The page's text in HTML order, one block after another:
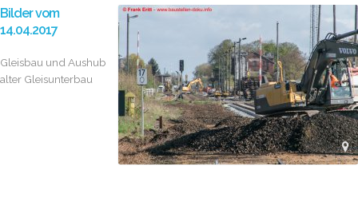
Bilder vom
14.04.2017
Gleisbau und Aushub
alter Gleisunterbau